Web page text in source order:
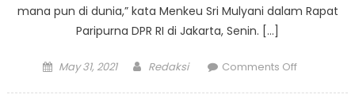
mana pun di dunia,” kata Menkeu Sri Mulyani dalam Rapat
Paripurna DPR RI di Jakarta, Senin. […]
Posted
May 31, 2021 Author
Redaksi Comments Offon